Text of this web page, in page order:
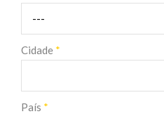
Cidade *
País *